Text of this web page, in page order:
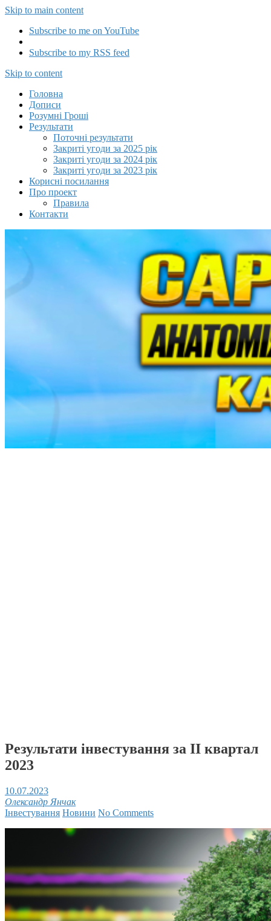
Skip to main content
Subscribe to me on YouTube
Subscribe to my RSS feed
Capitalizator UA
Skip to content
Головна
Дописи
Розумні Гроші
Результати
Поточні результати
Закриті угоди за 2025 рік
Закриті угоди за 2024 рік
Закриті угоди за 2023 рік
Корисні посилання
Про проект
Правила
Контакти
Результати інвестування за ІІ квартал
2023
10.07.2023
Олександр Янчак
Інвестування Новини No Comments